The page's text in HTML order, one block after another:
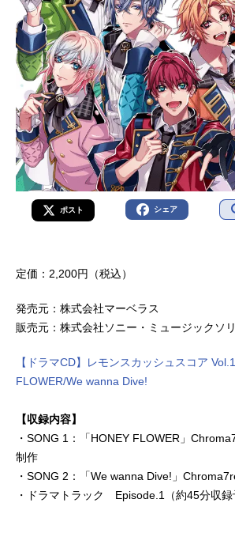
ポスト シェア
定価：2,200円（税込）
発売元：株式会社マーベラス
販売元：株式会社ソニー・ミュージックソ
【ドラマCD】レモンスカッシュスコア
FLOWER/We wanna Dive!
【収録内容】
・SONG 1：「HONEY FLOWER」
制作
・SONG 2：「We wanna Dive!」
・ドラマトラック Episode.1（約45分収録